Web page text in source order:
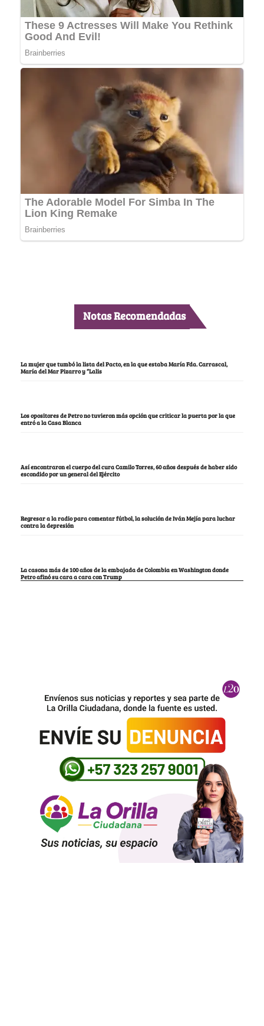
Notas Recomendadas
La mujer que tumbó la lista del Pacto, en la que estaba María Fda. Carrascal,
María del Mar Pizarro y “Lalis
Los opositores de Petro no tuvieron más opción que criticar la puerta por la que
entró a la Casa Blanca
Así encontraron el cuerpo del cura Camilo Torres, 60 años después de haber sido
escondido por un general del Ejército
Regresar a la radio para comentar fútbol, la solución de Iván Mejía para luchar
contra la depresión
La casona más de 100 años de la embajada de Colombia en Washington donde
Petro afinó su cara a cara con Trump